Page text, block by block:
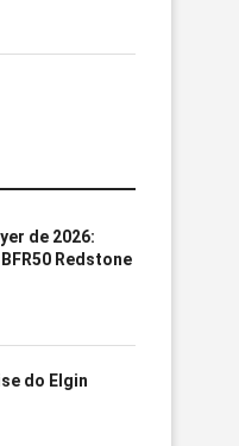
de 2026:
Redstone
do Elgin